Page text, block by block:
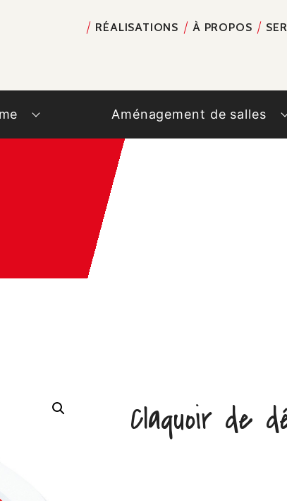
RÉALISATIONS À PROPOS
Aménagement de salles
Claquoir de